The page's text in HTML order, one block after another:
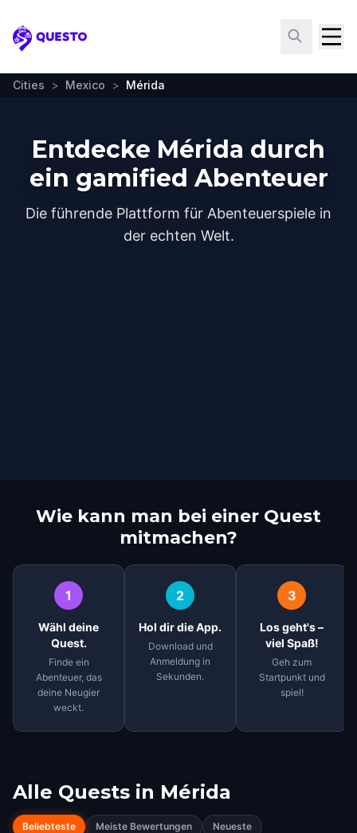
Questo
Cities > Mexico > Mérida
Entdecke Mérida durch
ein gamified Abenteuer
Die führende Plattform für Abenteuerspiele in
der echten Welt.
Wie kann man bei einer Quest
mitmachen?
1
Wähl deine
Quest.
Finde ein
Abenteuer, das
deine Neugier
weckt.
2
Hol dir die App.
Download und
Anmeldung in
Sekunden.
3
Los geht's –
viel Spaß!
Geh zum
Startpunkt und
spiel!
Alle Quests in Mérida
Beliebteste Meiste Bewertungen
Neueste